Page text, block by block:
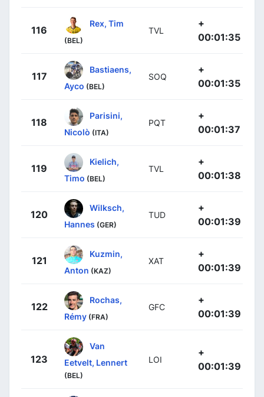
116
Rex, Tim
(BEL)
TVL
+
00:01:35
117
Bastiaens,
Ayco (BEL)
SOQ
+
00:01:35
118
Parisini,
Nicolò (ITA)
PQT
+
00:01:37
119
Kielich,
Timo (BEL)
TVL
+
00:01:38
120
Wilksch,
Hannes (GER)
TUD
+
00:01:39
121
Kuzmin,
Anton (KAZ)
XAT
+
00:01:39
122
Rochas,
Rémy (FRA)
GFC
+
00:01:39
123
Van
Eetvelt, Lennert
(BEL)
LOI
+
00:01:39